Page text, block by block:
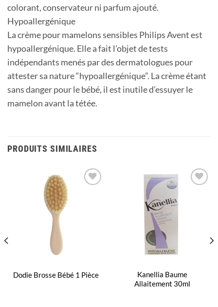
colorant, conservateur ni parfum ajouté.
Hypoallergénique
La crème pour mamelons sensibles Philips Avent est
hypoallergénique. Elle a fait l’objet de tests
indépendants menés par des dermatologues pour
attester sa nature “hypoallergénique”. La crème étant
sans danger pour le bébé, il est inutile d’essuyer le
mamelon avant la tétée.
PRODUITS SIMILAIRES
Dodie Brosse Bébé 1 Pièce
Kanellia Baume
Allaitement 30ml